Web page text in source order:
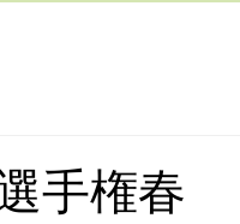
手権春